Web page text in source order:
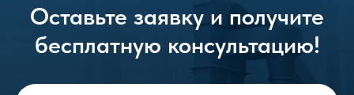
Оставьте заявку и получите
бесплатную консультацию!